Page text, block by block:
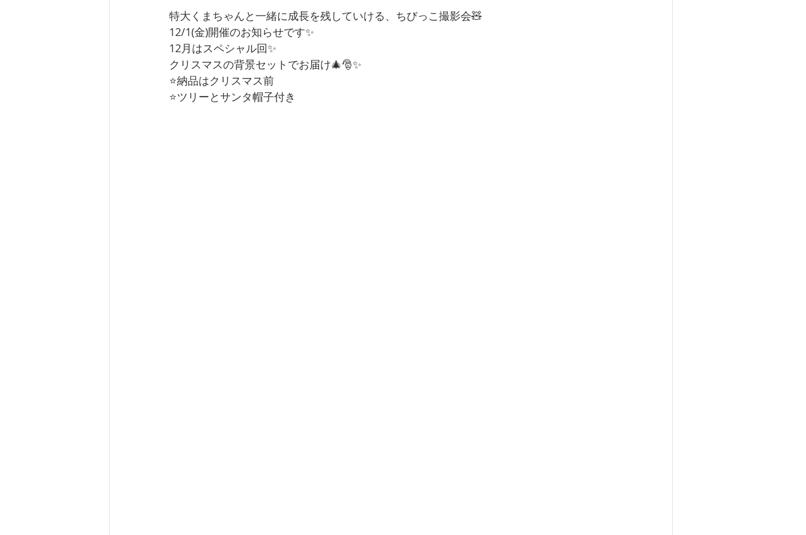
特大くまちゃんと一緒に成長を残していける、ちびっこ撮影会🧸
12/1(金)開催のお知らせです✨
12月はスペシャル回✨
クリスマスの背景セットでお届け🎄🎅✨
⭐️納品はクリスマス前
⭐️ツリーとサンタ帽子付き